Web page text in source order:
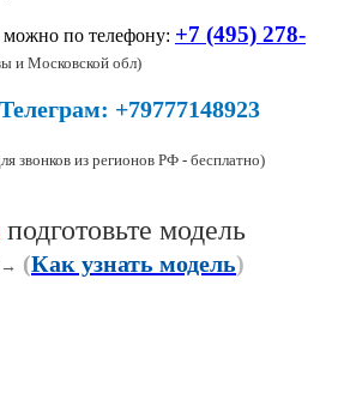
можно по телефону: +7 (495) 278-
и Московской обл)
+79777148923
звонков из регионов РФ - бесплатно)
подготовьте модель
→ (Как узнать модель)